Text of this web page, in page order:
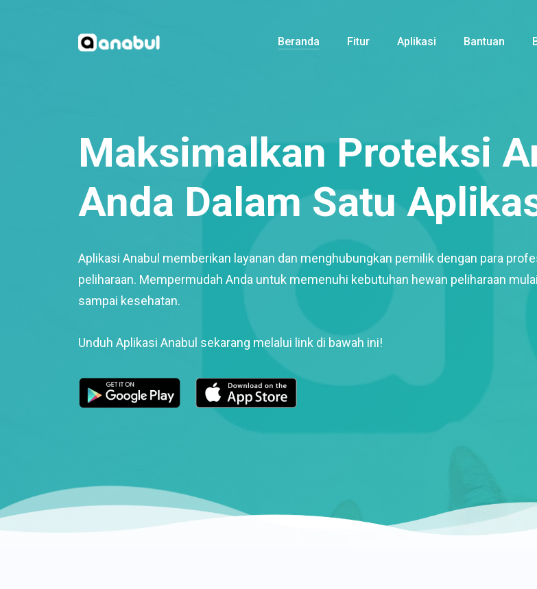
Beranda Fitur Aplikasi Bantuan
Maksimalkan Proteksi
Anda Dalam Satu
Aplikasi Anabul memberikan layanan dan menghubungkan pemilik dengan para
peliharaan. Mempermudah Anda untuk memenuhi kebutuhan hewan peliharaan
sampai kesehatan.
Unduh Aplikasi Anabul sekarang melalui link di bawah ini!